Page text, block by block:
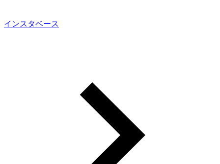
インスタベース